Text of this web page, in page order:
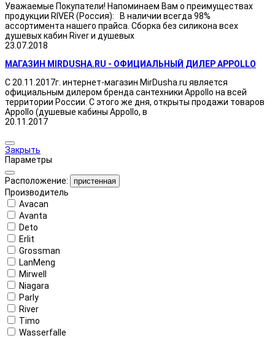
Уважаемые Покупатели! Напоминаем Вам о преимуществах
продукции RIVER (Россия): В наличии всегда 98%
ассортимента нашего прайса. Сборка без силикона всех
душевых кабин River и душевых
23.07.2018
МАГАЗИН MIRDUSHA.RU - ОФИЦИАЛЬНЫЙ ДИЛЕР APPOLLO
С 20.11.2017г. интернет-магазин MirDusha.ru является
официальным дилером бренда сантехники Appollo на всей
территории России. С этого же дня, открыты продажи товаров
Appollo (душевые кабины Appollo, в
20.11.2017
Закрыть
Параметры
Расположение: пристенная
Производитель
Avacan
Avanta
Deto
Erlit
Grossman
LanMeng
Mirwell
Niagara
Parly
River
Timo
Wasserfalle